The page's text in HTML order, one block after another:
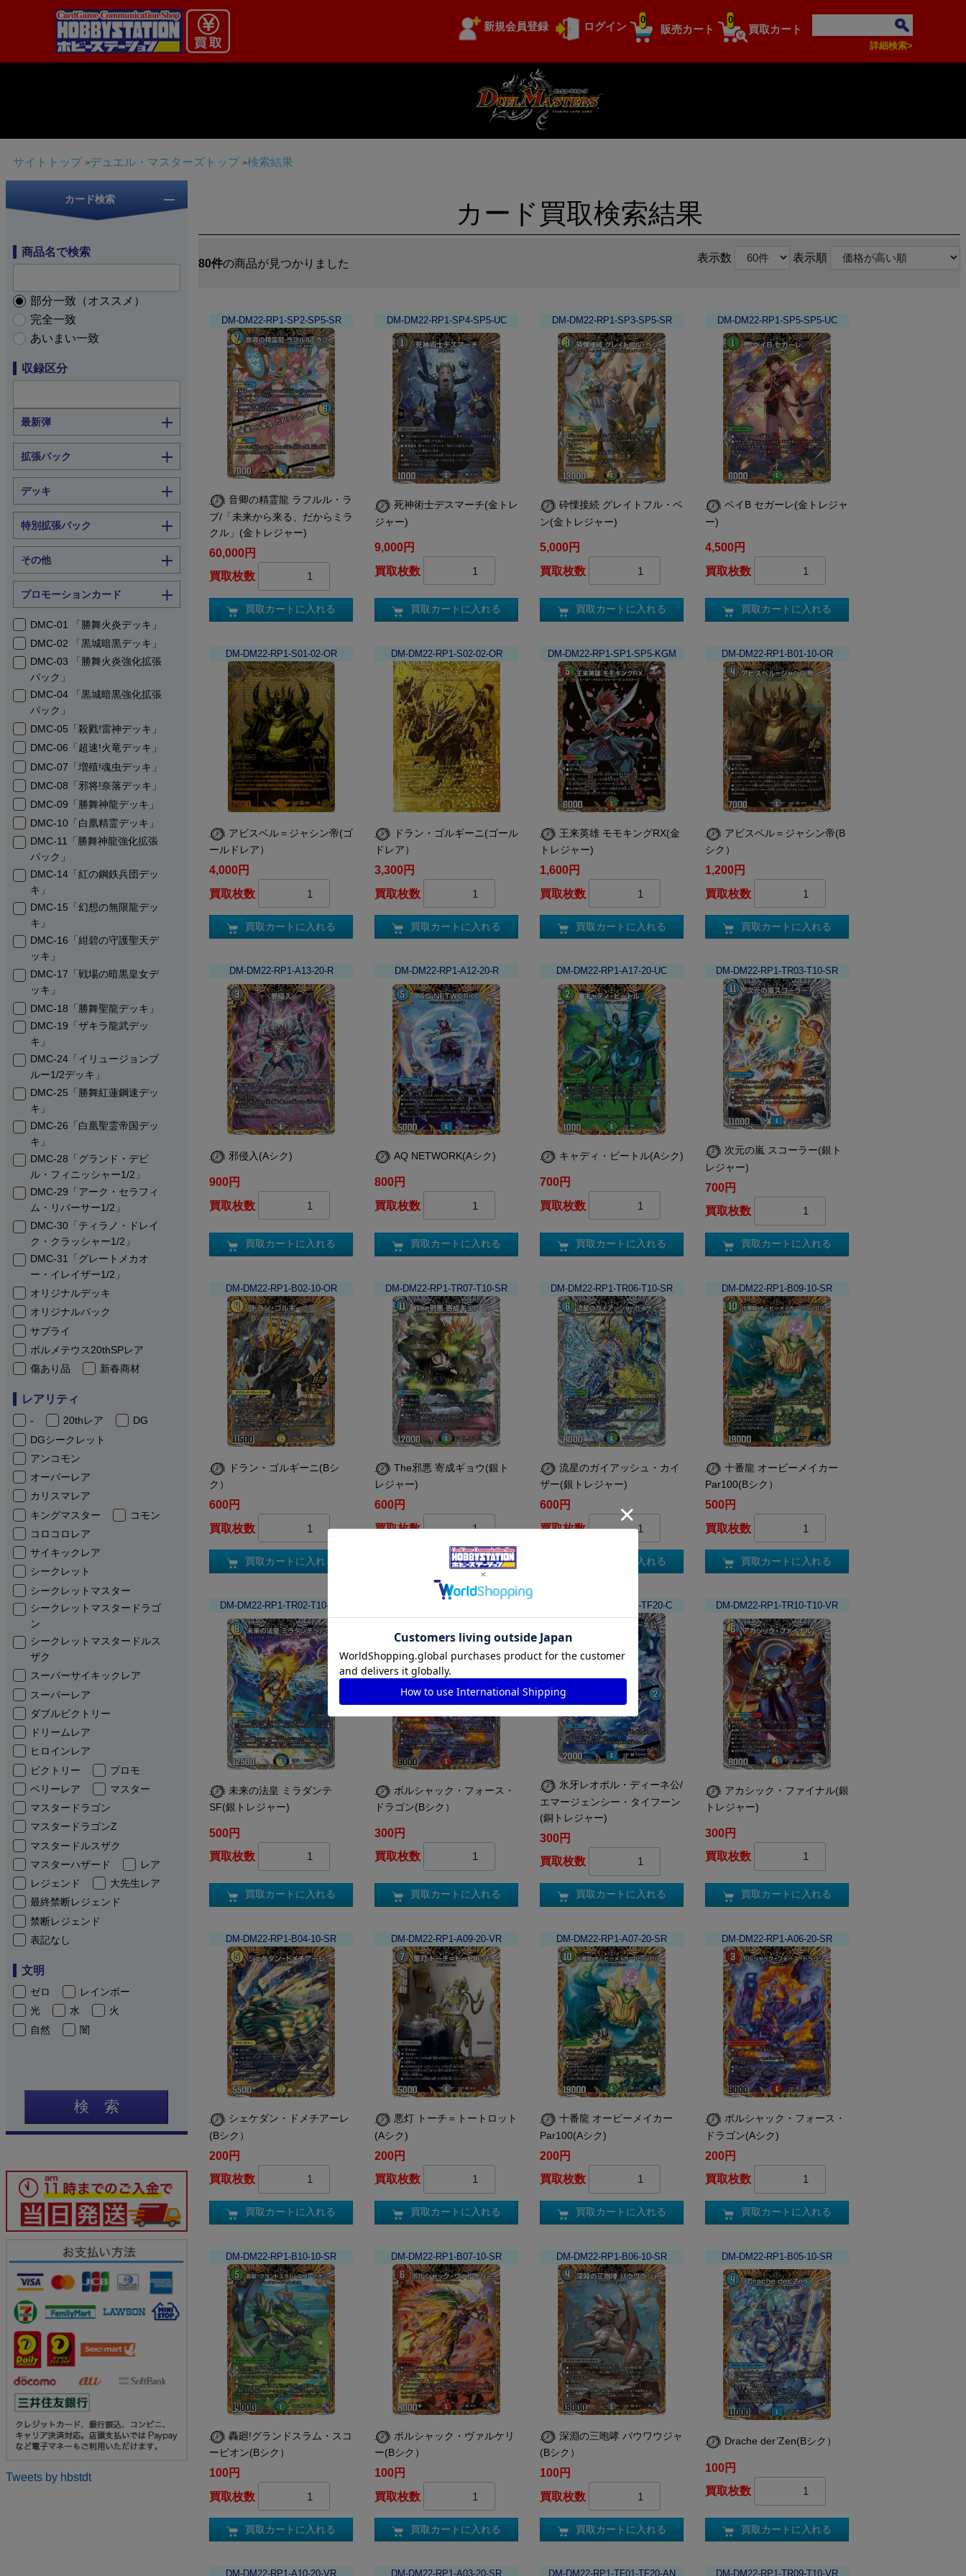
新規会員登録 ログイン 販売カート
0
買取カート
0
詳細検索>
サイトトップ デュエル・マスターズトップ 検索結果
カード検索
商品名で検索
部分一致（オススメ）
完全一致
あいまい一致
収録区分
最新弾
拡張パック
デッキ
特別拡張パック
その他
プロモーションカード
DMC-01 「勝舞火炎デッキ」
DMC-02 「黒城暗黒デッキ」
DMC-03 「勝舞火炎強化拡張
パック」
DMC-04 「黒城暗黒強化拡張
パック」
DMC-05「殺戮!雷神デッキ」
DMC-06「超速!火竜デッキ」
DMC-07「増殖!魂虫デッキ」
DMC-08「邪将!奈落デッキ」
DMC-09「勝舞神龍デッキ」
DMC-10「白凰精霊デッキ」
DMC-11「勝舞神龍強化拡張
パック」
DMC-14「紅の鋼鉄兵団デッ
キ」
DMC-15「幻想の無限龍デッ
キ」
DMC-16「紺碧の守護聖天デ
ッキ」
DMC-17「戦場の暗黒皇女デ
ッキ」
DMC-18「勝舞聖龍デッキ」
DMC-19「ザキラ龍武デッ
キ」
DMC-24「イリュージョンブ
ルー1/2デッキ」
DMC-25「勝舞紅蓮鋼速デッ
キ」
DMC-26「白凰聖霊帝国デッ
キ」
DMC-28「グランド・デビ
ル・フィニッシャー1/2」
DMC-29「アーク・セラフィ
ム・リバーサー1/2」
DMC-30「ティラノ・ドレイ
ク・クラッシャー1/2」
DMC-31「グレートメカオ
ー・イレイザー1/2」
オリジナルデッキ
オリジナルパック
サプライ
ボルメテウス20thSPレア
傷あり品
新春商材
レアリティ
- 20thレア
DG
DGシークレット
アンコモン
オーバーレア
カリスマレア
キングマスター
コモン
コロコロレア
サイキックレア
シークレット
シークレットマスター
シークレットマスタードラゴ
ン
シークレットマスタードルス
ザク
スーパーサイキックレア
スーパーレア
ダブルビクトリー
ドリームレア
ヒロインレア
ビクトリー
プロモ
ベリーレア
マスター
マスタードラゴン
マスタードラゴンZ
マスタードルスザク
マスターハザード
レア
レジェンド
大先生レア
最終禁断レジェンド
禁断レジェンド
表記なし
文明
ゼロ
レインボー
光
水
火
自然
闇
検 索
Tweets by hbstdt
カード買取検索結果
80件の商品が見つかりました 表示数 表示順
DM-DM22-RP1-SP2-SP5-SR
音卿の精霊龍 ラフルル・ラ
ブ/「未来から来る、だからミラ
クル」(金トレジャー)
60,000円
買取枚数
買取カートに入れる
DM-DM22-RP1-SP4-SP5-UC
死神術士デスマーチ(金トレ
ジャー)
9,000円
買取枚数
買取カートに入れる
DM-DM22-RP1-SP3-SP5-SR
砕慄接続 グレイトフル・ベ
ン(金トレジャー)
5,000円
買取枚数
買取カートに入れる
DM-DM22-RP1-SP5-SP5-UC
ベイB セガーレ(金トレジャ
ー)
4,500円
買取枚数
買取カートに入れる
DM-DM22-RP1-S01-02-OR
アビスベル＝ジャシン帝(ゴ
ールドレア）
4,000円
買取枚数
買取カートに入れる
DM-DM22-RP1-S02-02-OR
ドラン・ゴルギーニ(ゴール
ドレア）
3,300円
買取枚数
買取カートに入れる
DM-DM22-RP1-SP1-SP5-KGM
王来英雄 モモキングRX(金
トレジャー)
1,600円
買取枚数
買取カートに入れる
DM-DM22-RP1-B01-10-OR
アビスベル＝ジャシン帝(B
シク）
1,200円
買取枚数
買取カートに入れる
DM-DM22-RP1-A13-20-R
邪侵入(Aシク)
900円
買取枚数
買取カートに入れる
DM-DM22-RP1-A12-20-R
AQ NETWORK(Aシク)
800円
買取枚数
買取カートに入れる
DM-DM22-RP1-A17-20-UC
キャディ・ビートル(Aシク)
700円
買取枚数
買取カートに入れる
DM-DM22-RP1-TR03-T10-SR
次元の嵐 スコーラー(銀ト
レジャー)
700円
買取枚数
買取カートに入れる
DM-DM22-RP1-B02-10-OR
ドラン・ゴルギーニ(Bシ
ク）
600円
買取枚数
買取カートに入れる
DM-DM22-RP1-TR07-T10-SR
The邪悪 寄成ギョウ(銀ト
レジャー)
600円
買取枚数
買取カートに入れる
DM-DM22-RP1-TR06-T10-SR
流星のガイアッシュ・カイ
ザー(銀トレジャー)
600円
買取枚数
買取カートに入れる
DM-DM22-RP1-B09-10-SR
十番龍 オービーメイカー
Par100(Bシク）
500円
買取枚数
買取カートに入れる
DM-DM22-RP1-TR02-T10-AN
未来の法皇 ミラダンテ
SF(銀トレジャー)
500円
買取枚数
買取カートに入れる
ボルシャック・フォース・
ドラゴン(Bシク）
300円
買取枚数
買取カートに入れる
DM-DM22-RP1-TF16-TF20-C
氷牙レオポル・ディーネ公/
エマージェンシー・タイフーン
(銅トレジャー)
300円
買取枚数
買取カートに入れる
DM-DM22-RP1-TR10-T10-VR
アカシック・ファイナル(銀
トレジャー)
300円
買取枚数
買取カートに入れる
DM-DM22-RP1-B04-10-SR
シェケダン・ドメチアーレ
(Bシク）
200円
買取枚数
買取カートに入れる
DM-DM22-RP1-A09-20-VR
悪灯 トーチ＝トートロット
(Aシク)
200円
買取枚数
買取カートに入れる
DM-DM22-RP1-A07-20-SR
十番龍 オービーメイカー
Par100(Aシク)
200円
買取枚数
買取カートに入れる
DM-DM22-RP1-A06-20-SR
ボルシャック・フォース・
ドラゴン(Aシク)
200円
買取枚数
買取カートに入れる
DM-DM22-RP1-B10-10-SR
轟廻!グランドスラム・スコ
ーピオン(Bシク）
100円
買取枚数
買取カートに入れる
DM-DM22-RP1-B07-10-SR
ボルシャック・ヴァルケリ
ー(Bシク）
100円
買取枚数
買取カートに入れる
DM-DM22-RP1-B06-10-SR
深淵の三咆哮 バウワウジャ
(Bシク）
100円
買取枚数
買取カートに入れる
DM-DM22-RP1-B05-10-SR
Drache der’Zen(Bシク）
100円
買取枚数
買取カートに入れる
DM-DM22-RP1-A10-20-VR DM-DM22-RP1-A03-20-SR DM-DM22-RP1-TF01-TF20-AN DM-DM22-RP1-TR09-T10-VR